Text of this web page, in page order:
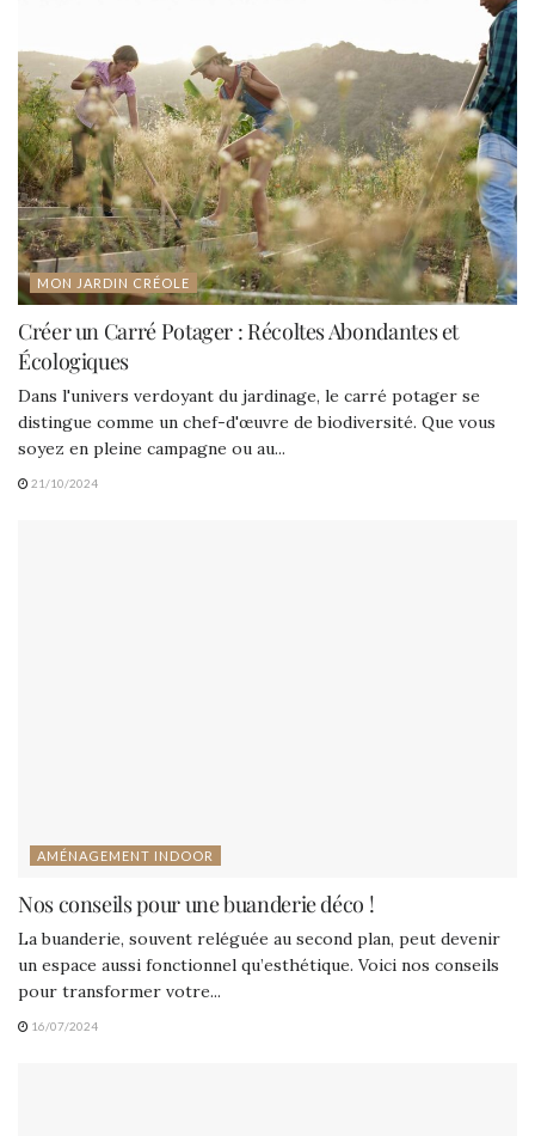
MON JARDIN CRÉOLE
Créer un Carré Potager : Récoltes Abondantes et
Écologiques
Dans l'univers verdoyant du jardinage, le carré potager se
distingue comme un chef-d'œuvre de biodiversité. Que vous
soyez en pleine campagne ou au...
21/10/2024
AMÉNAGEMENT INDOOR
Nos conseils pour une buanderie déco !
La buanderie, souvent reléguée au second plan, peut devenir
un espace aussi fonctionnel qu’esthétique. Voici nos conseils
pour transformer votre...
16/07/2024